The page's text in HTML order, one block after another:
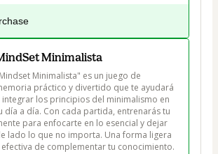
Minimalista
Minimalista" es un juego de
práctico y divertido que te ayudará
integrar los principios del minimalismo en
día a día. Con cada partida, entrenarás tu
para enfocarte en lo esencial y dejar
lado lo que no importa. Una forma ligera
efectiva de complementar tu conocimiento.